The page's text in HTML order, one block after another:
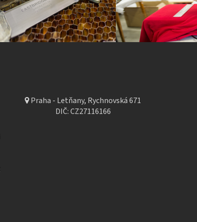
Praha - Letňany, Rychnovská 671
DIČ: CZ27116166